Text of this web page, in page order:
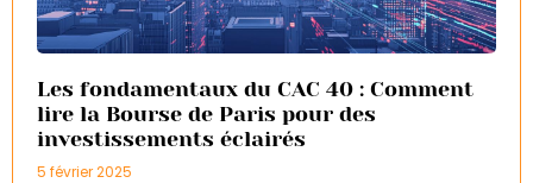
Les fondamentaux du CAC 40 : Comment
lire la Bourse de Paris pour des
investissements éclairés
5 février 2025